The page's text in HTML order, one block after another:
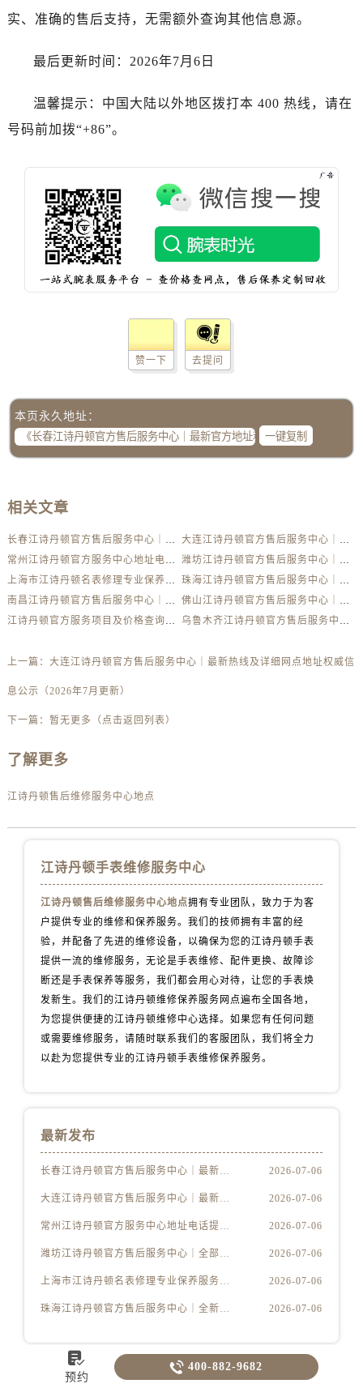
实、准确的售后支持，无需额外查询其他信息源。
最后更新时间：2026年7月6日
温馨提示：中国大陆以外地区拨打本 400 热线，请在
号码前加拨“+86”。
赞一下 去提问
本页永久地址：
一键复制
相关文章
长春江诗丹顿官方售后服务中心｜最新官方地址和全部热线权威信息公示（2026年7月更新）
大连江诗丹顿官方售后服务中心｜最新热线及详细网点地址权威信息公示（2026年7月更新）
常州江诗丹顿官方服务中心地址电话提供专业售后维修保养权威公示（2026年7月最新）
潍坊江诗丹顿官方售后服务中心｜全部地址与售后服务电话权威信息公示（2026年7月更新）
上海市江诗丹顿名表修理专业保养服务权威公示（2026年7月最新）
珠海江诗丹顿官方售后服务中心｜全新电话和网点地址权威信息公示（2026年7月更新）
南昌江诗丹顿官方售后服务中心｜全新热线和维修门店详细地址权威信息公示（2026年7月更新）
佛山江诗丹顿官方售后服务中心｜网点地址与24小时客服电话权威信息公示（2026年7月更新）
江诗丹顿官方服务项目及价格查询｜全新地址与电话权威信息公告（2026年7月最新）
乌鲁木齐江诗丹顿官方售后服务中心｜网点地址及服务热线权威信息公示（2026年7月更新）
上一篇： 大连江诗丹顿官方售后服务中心｜最新热线及详细网点地址权威信
息公示（2026年7月更新）
下一篇： 暂无更多（点击返回列表）
了解更多
江诗丹顿售后维修服务中心地点
江诗丹顿手表维修服务中心
江诗丹顿售后维修服务中心地点拥有专业团队，致力于为客
户提供专业的维修和保养服务。我们的技师拥有丰富的经
验，并配备了先进的维修设备，以确保为您的江诗丹顿手表
提供一流的维修服务，无论是手表维修、配件更换、故障诊
断还是手表保养等服务，我们都会用心对待，让您的手表焕
发新生。我们的江诗丹顿维修保养服务网点遍布全国各地，
为您提供便捷的江诗丹顿维修中心选择。如果您有任何问题
或需要维修服务，请随时联系我们的客服团队，我们将全力
以赴为您提供专业的江诗丹顿手表维修保养服务。
最新发布
长春江诗丹顿官方售后服务中心｜最新官方地址和全部热线权威信息公示（2026年7月更新） 2026-07-06
大连江诗丹顿官方售后服务中心｜最新热线及详细网点地址权威信息公示（2026年7月更新） 2026-07-06
常州江诗丹顿官方服务中心地址电话提供专业售后维修保养权威公示（2026年7月最新） 2026-07-06
潍坊江诗丹顿官方售后服务中心｜全部地址与售后服务电话权威信息公示（2026年7月更新） 2026-07-06
上海市江诗丹顿名表修理专业保养服务权威公示（2026年7月最新） 2026-07-06
珠海江诗丹顿官方售后服务中心｜全新电话和网点地址权威信息公示（2026年7月更新） 2026-07-06

预约
 400-882-9682